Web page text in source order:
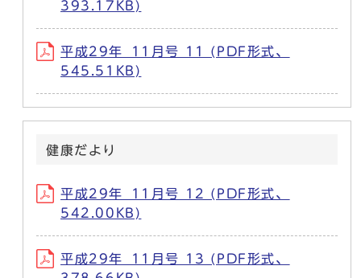
393.17KB)
平成29年_11月号 11 (PDF形式、
545.51KB)
健康だより
平成29年_11月号 12 (PDF形式、
542.00KB)
平成29年_11月号 13 (PDF形式、